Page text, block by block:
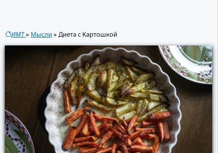
ИМТ» Мысли » Диета с Картошкой